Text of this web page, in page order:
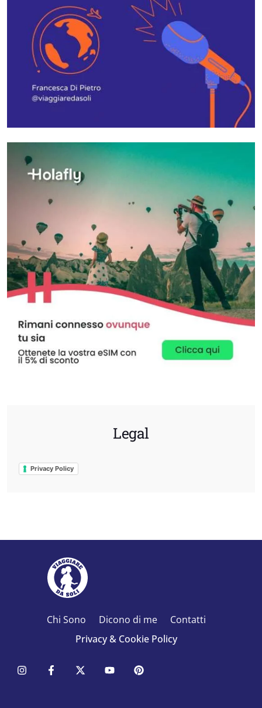
Legal
Privacy Policy
Chi Sono Dicono di me
Contatti
Privacy & Cookie Policy